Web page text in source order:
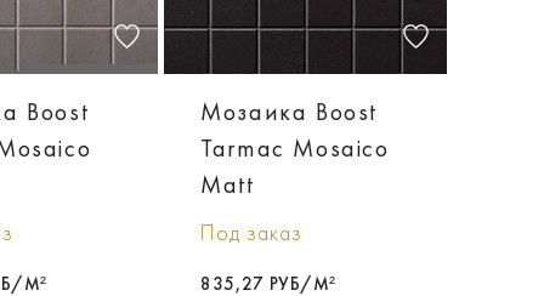
Boost
М²
Мозаика Boost
Tarmac Mosaico
Matt
Под заказ
835,27 РУБ/М²